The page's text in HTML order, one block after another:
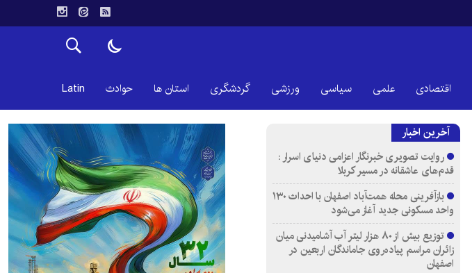
اقتصادی علمی سیاسی ورزشی گردشگری استان ها حوادث Latin
آخرین اخبار
روایت تصویری خبرنگار اعزامی دنیای اسرار :
قدم‌های عاشقانه در مسیر کربلا
بازآفرینی محله همت‌آباد اصفهان با احداث ۱۳۰
واحد مسکونی جدید آغاز می‌شود
توزیع بیش از ۸۰ هزار لیتر آب آشامیدنی میان
زائران مراسم پیاده‌روی جاماندگان اربعین در
اصفهان